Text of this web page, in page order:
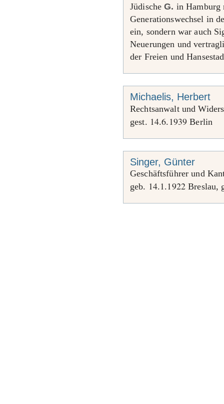
JüdischeG. in Hamburg
Generationswechsel in
ein, sondern war auch
Neuerungen und
der Freien und
Michaelis, Herbert
Rechtsanwalt und
gest. 14.6. 1939 Berlin
Singer, Günter
Geschäftsführer und
geb. 14.1.1922 Breslau,